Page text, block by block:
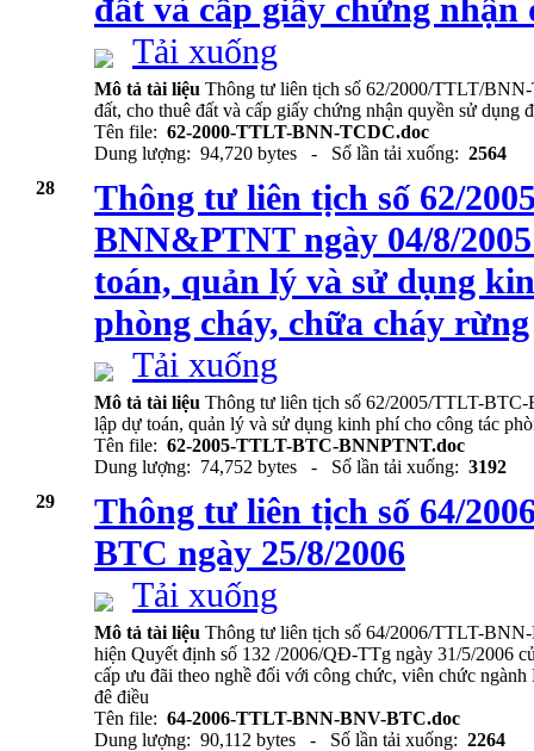
đất và cấp giấy chứng
Tải xuống
Mô tả tài liệu Thông tư liên tịch số 62/2000/TTLT/
đất, cho thuê đất và cấp giấy chứng nhận quyền sử dụng
Tên file: 62-2000-TTLT-BNN-TCDC.doc
Dung lượng: 94,720 bytes - Số lần tải xuống: 2564
28
Thông tư liên tịch số 62/
BNN&PTNT ngày 04/8/
toán, quản lý và sử dụng
phòng cháy, chữa cháy rừng
Tải xuống
Mô tả tài liệu Thông tư liên tịch số 62/2005/TTLT-
lập dự toán, quản lý và sử dụng kinh phí cho công tác
Tên file: 62-2005-TTLT-BTC-BNNPTNT.doc
Dung lượng: 74,752 bytes - Số lần tải xuống: 3192
29
Thông tư liên tịch số 64/
BTC ngày 25/8/2006
Tải xuống
Mô tả tài liệu Thông tư liên tịch số 64/2006/TTLT-
hiện Quyết định số 132 /2006/QĐ-TTg ngày 31/5/2006
cấp ưu đãi theo nghề đối với công chức, viên chức
đê điều
Tên file: 64-2006-TTLT-BNN-BNV-BTC.doc
Dung lượng: 90,112 bytes - Số lần tải xuống: 2264